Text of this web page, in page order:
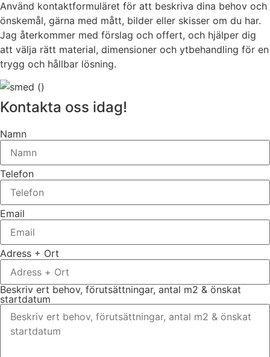
Använd kontaktformuläret för att beskriva dina behov och
önskemål, gärna med mått, bilder eller skisser om du har.
Jag återkommer med förslag och offert, och hjälper dig
att välja rätt material, dimensioner och ytbehandling för en
trygg och hållbar lösning.
Kontakta oss idag!
Namn
Telefon
Email
Adress + Ort
Beskriv ert behov, förutsättningar, antal m2 & önskat
startdatum